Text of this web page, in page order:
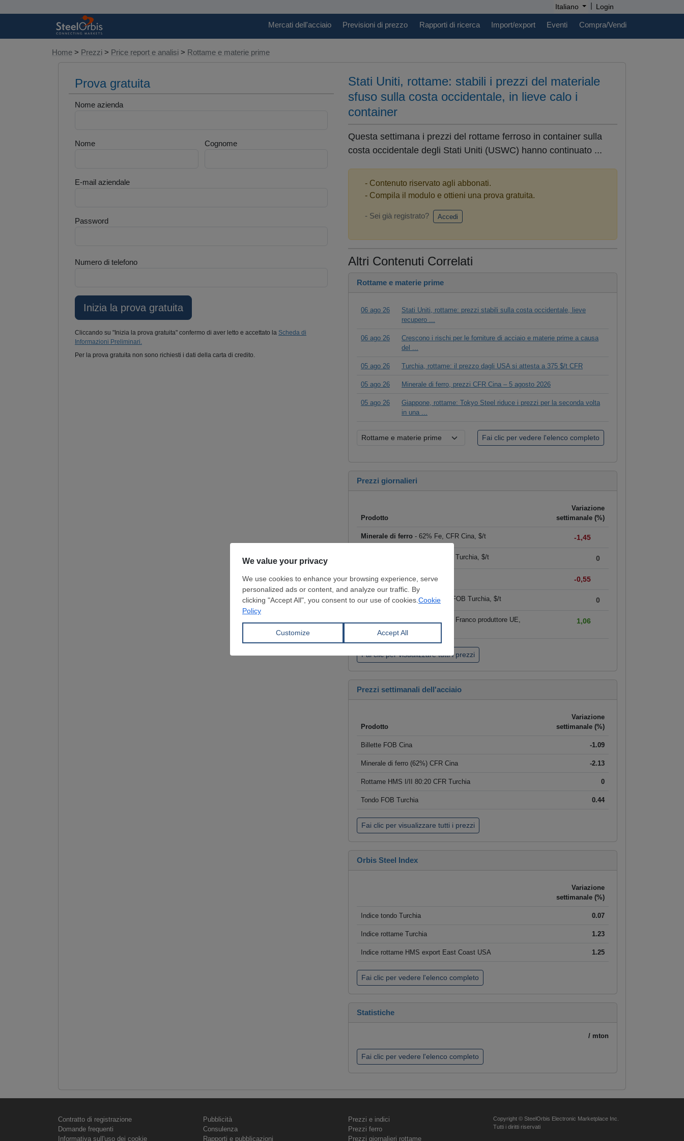
Italiano | Login
Mercati dell'acciaio Previsioni di prezzo Rapporti di ricerca Import/export Eventi Compra/Vendi
Home > Prezzi > Price report e analisi > Rottame e materie prime
Prova gratuita
Nome azienda
Nome Cognome
E-mail aziendale
Password
Numero di telefono
Cliccando su "Inizia la prova gratuita" confermo di aver letto e accettato la Scheda di
Informazioni Preliminari.
Per la prova gratuita non sono richiesti i dati della carta di credito.
Stati Uniti, rottame: stabili i prezzi del materiale
sfuso sulla costa occidentale, in lieve calo i
container
Questa settimana i prezzi del rottame ferroso in container sulla
costa occidentale degli Stati Uniti (USWC) hanno continuato ...
- Contenuto riservato agli abbonati.
- Compila il modulo e ottieni una prova gratuita.
- Sei già registrato? Accedi
Altri Contenuti Correlati
Rottame e materie prime
06 ago 26
Stati Uniti, rottame: prezzi stabili sulla costa occidentale, lieve
recupero ...
06 ago 26
Crescono i rischi per le forniture di acciaio e materie prime a causa
del ...
05 ago 26 Turchia, rottame: il prezzo dagli USA si attesta a 375 $/t CFR
05 ago 26 Minerale di ferro, prezzi CFR Cina – 5 agosto 2026
05 ago 26
Giappone, rottame: Tokyo Steel riduce i prezzi per la seconda volta
in una ...
Prezzi giornalieri
Prodotto
Variazione
settimanale (%)
Minerale di ferro - 62% Fe, CFR Cina, $/t -1,45
- HMS I/II 80:20, CFR Turchia, $/t 0
Billette- FOB Cina, $/t -0,55
Tondo per cemento armato - FOB Turchia, $/t 0
- Franco produttore UE,
1,06
Fai clic per visualizzare tutti i prezzi
Prezzi settimanali dell'acciaio
Prodotto
Variazione
settimanale (%)
Billette FOB Cina -1.09
Minerale di ferro (62%) CFR Cina -2.13
Rottame HMS I/II 80:20 CFR Turchia 0
Tondo FOB Turchia 0.44
Fai clic per visualizzare tutti i prezzi
Orbis Steel Index
Variazione
settimanale (%)
Indice tondo Turchia 0.07
Indice rottame Turchia 1.23
Indice rottame HMS export East Coast USA 1.25
Fai clic per vedere l'elenco completo
Statistiche
/ mton
Fai clic per vedere l'elenco completo
Contratto di registrazione
Domande frequenti
Informativa sull'uso dei cookie
Pubblicità
Consulenza
Rapporti e pubblicazioni
Prezzi e indici
Prezzi ferro
Prezzi giornalieri rottame
Copyright © SteelOrbis Electronic Marketplace Inc.
Tutti i diritti riservati